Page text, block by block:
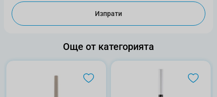
Изпрати
Още от категорията